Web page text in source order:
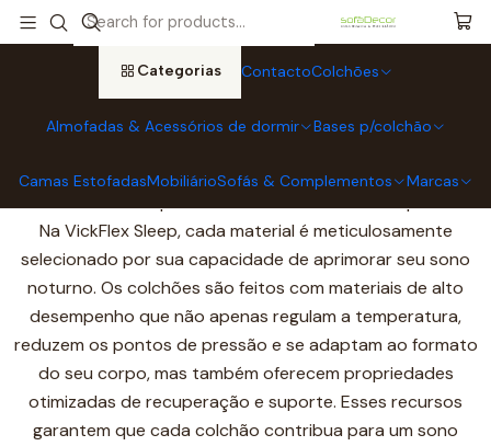
Categorias ContactoColchões
Almofadas & Acessórios de dormir Bases p/colchão
Camas EstofadasMobiliárioSofás & Complementos Marcas
Início Colchões Colchões VICKFLEX
Colchões VICKFLEX
qualidade.
Na VickFlex Sleep, cada material é meticulosamente
selecionado por sua capacidade de aprimorar seu sono
noturno. Os colchões são feitos com materiais de alto
desempenho que não apenas regulam a temperatura,
reduzem os pontos de pressão e se adaptam ao formato
do seu corpo, mas também oferecem propriedades
otimizadas de recuperação e suporte. Esses recursos
garantem que cada colchão contribua para um sono